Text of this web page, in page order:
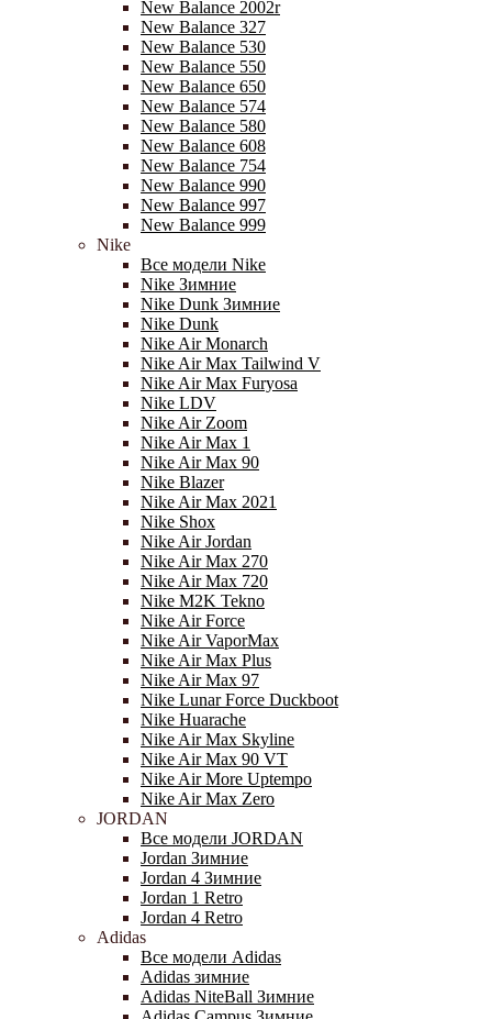
New Balance 2002r
New Balance 327
New Balance 530
New Balance 550
New Balance 650
New Balance 574
New Balance 580
New Balance 608
New Balance 754
New Balance 990
New Balance 997
New Balance 999
Nike
Все модели Nike
Nike Зимние
Nike Dunk Зимние
Nike Dunk
Nike Air Monarch
Nike Air Max Tailwind V
Nike Air Max Furyosa
Nike LDV
Nike Air Zoom
Nike Air Max 1
Nike Air Max 90
Nike Blazer
Nike Air Max 2021
Nike Shox
Nike Air Jordan
Nike Air Max 270
Nike Air Max 720
Nike M2K Tekno
Nike Air Force
Nike Air VaporMax
Nike Air Max Plus
Nike Air Max 97
Nike Lunar Force Duckboot
Nike Huarache
Nike Air Max Skyline
Nike Air Max 90 VT
Nike Air More Uptempo
Nike Air Max Zero
JORDAN
Все модели JORDAN
Jordan Зимние
Jordan 4 Зимние
Jordan 1 Retro
Jordan 4 Retro
Adidas
Все модели Adidas
Adidas зимние
Adidas NiteBall Зимние